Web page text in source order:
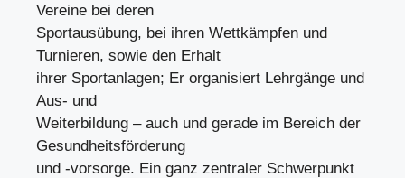
Vereine bei deren
Sportausübung, bei ihren Wettkämpfen und
Turnieren, sowie den Erhalt
ihrer Sportanlagen; Er organisiert Lehrgänge und
Aus- und
Weiterbildung – auch und gerade im Bereich der
Gesundheitsförderung
und -vorsorge. Ein ganz zentraler Schwerpunkt